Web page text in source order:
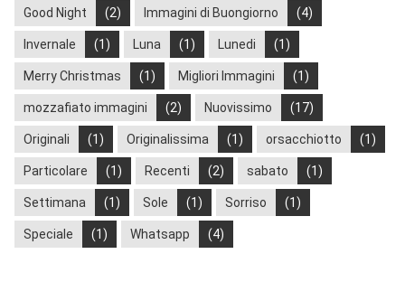
Good Night (2) Immagini di Buongiorno (4)
Invernale (1) Luna (1) Lunedi (1)
Merry Christmas (1) Migliori Immagini (1)
mozzafiato immagini (2) Nuovissimo (17)
Originali (1) Originalissima (1) orsacchiotto (1)
Particolare (1) Recenti (2) sabato (1)
Settimana (1) Sole (1) Sorriso (1)
Speciale (1) Whatsapp (4)